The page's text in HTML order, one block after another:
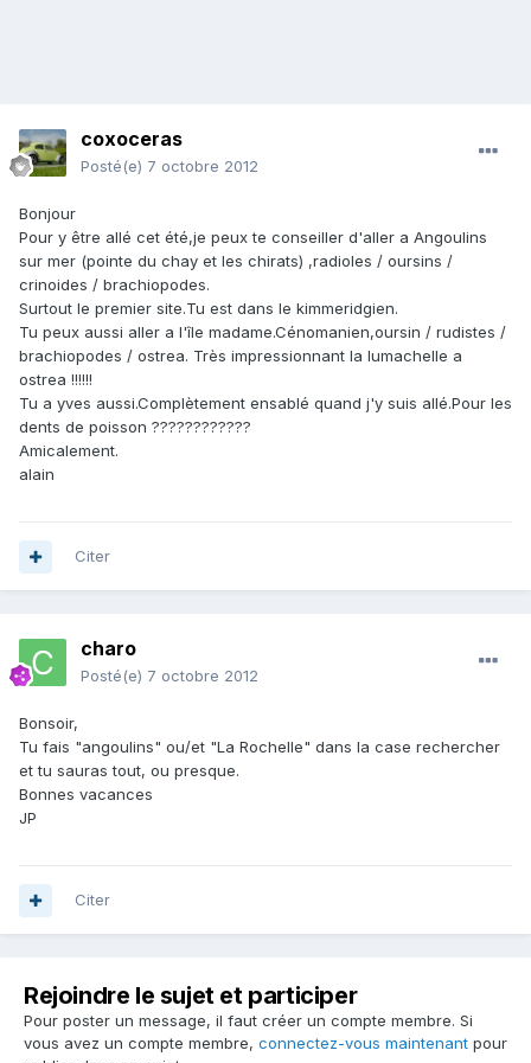
coxoceras
Posté(e) 7 octobre 2012
Bonjour
Pour y être allé cet été,je peux te conseiller d'aller a Angoulins
sur mer (pointe du chay et les chirats) ,radioles / oursins /
crinoides / brachiopodes.
Surtout le premier site.Tu est dans le kimmeridgien.
Tu peux aussi aller a l'île madame.Cénomanien,oursin / rudistes /
brachiopodes / ostrea. Très impressionnant la lumachelle a
ostrea !!!!!!
Tu a yves aussi.Complètement ensablé quand j'y suis allé.Pour les
dents de poisson ????????????
Amicalement.
alain
Citer
charo
Posté(e) 7 octobre 2012
Bonsoir,
Tu fais "angoulins" ou/et "La Rochelle" dans la case rechercher
et tu sauras tout, ou presque.
Bonnes vacances
JP
Citer
Rejoindre le sujet et participer
Pour poster un message, il faut créer un compte membre. Si
vous avez un compte membre, connectez-vous maintenant pour